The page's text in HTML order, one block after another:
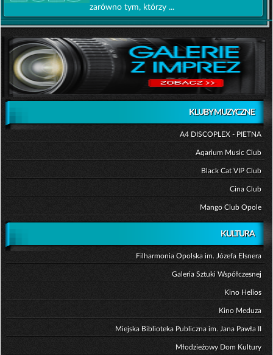
zarówno tym, którzy ...
KLUBY MUZYCZNE
A4 DISCOPLEX - PIETNA
Aqarium Music Club
Black Cat VIP Club
Cina Club
Mango Club Opole
KULTURA
Filharmonia Opolska im. Józefa Elsnera
Galeria Sztuki Współczesnej
Kino Helios
Kino Meduza
Miejska Biblioteka Publiczna im. Jana Pawła II
Młodzieżowy Dom Kultury